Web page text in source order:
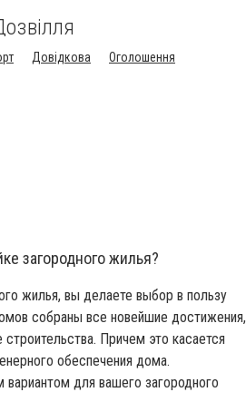
Довідкова
Оголошення
загородного жилья?
жилья, вы делаете выбор в пользу
собраны все новейшие достижения,
Причем это касается
обеспечения дома.
для вашего загородного